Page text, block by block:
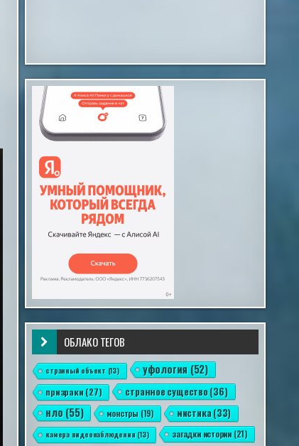
ОБЛАКО ТЕГОВ
странный объект(13) уфология (52)
призраки(27) странное существо(36)
нло(55) монстры(19) мистика(33)
камера видеонаблюдения(13) загадки истории(21)